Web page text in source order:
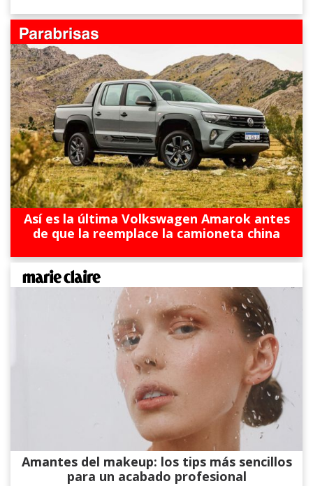
Así es la última Volkswagen Amarok antes
de que la reemplace la camioneta china
Amantes del makeup: los tips más sencillos
para un acabado profesional